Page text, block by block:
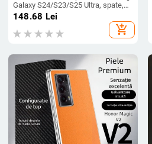
Galaxy S24/S23/S25 Ultra, spate,
prelucrată, personalizabilă, disipare
căldură, anti-cadere, anti-amprentă
148.68 Lei
add_shopping_cart